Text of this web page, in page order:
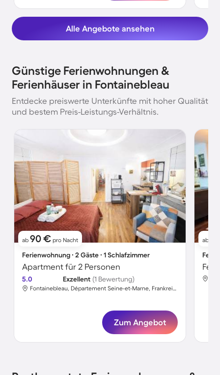
Alle Angebote ansehen
Günstige Ferienwohnungen &
Ferienhäuser in Fontainebleau
Entdecke preiswerte Unterkünfte mit hoher Qualität
und bestem Preis-Leistungs-Verhältnis.
ab 90 € pro Nacht
Ferienwohnung ∙ 2 Gäste ∙ 1 Schlafzimmer
Apartment für 2 Personen
5.0 Exzellent (1 Bewertung)
Fontainebleau, Département Seine-et-Marne, Frankreich
Zum Angebot
ab